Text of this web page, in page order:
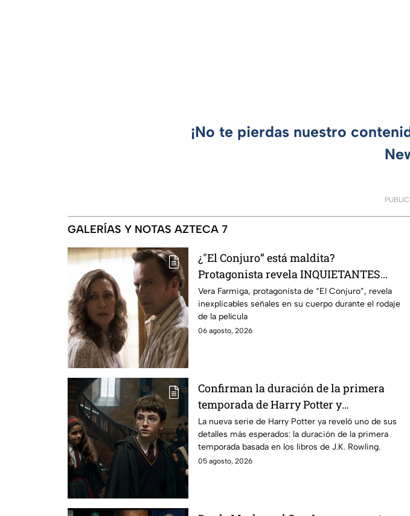
¡No te pierdas nuestro
GALERÍAS Y NOTAS AZTECA 7
¿"El Conjuro” está maldita?
Protagonista revela INQUIETANTES
señales en su cuerpo durante la
grabación de la película
Vera Farmiga, protagonista de “El Conjuro”, revela
inexplicables señales en su cuerpo durante el rodaje
de la película
06 agosto, 2026
Confirman la duración de la primera
temporada de Harry Potter y
emocionará a los fans de los libros
La nueva serie de Harry Potter ya reveló uno de sus
detalles más esperados: la duración de la primera
temporada basada en los libros de J.K. Rowling.
05 agosto, 2026